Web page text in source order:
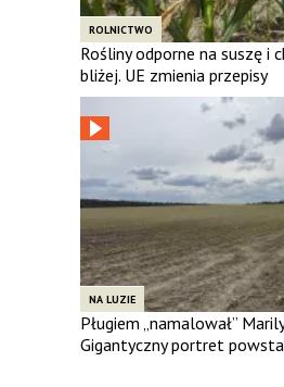
ROLNICTWO
Rośliny odporne na suszę i
bliżej. UE zmienia przepisy
NA LUZIE
Pługiem „namalował”
Gigantyczny portret